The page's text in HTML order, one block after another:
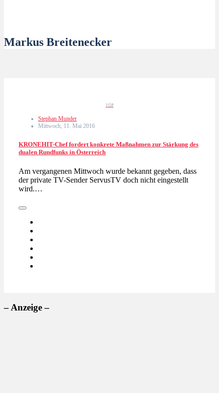
Markus Breitenecker
VÖP
Stephan Munder
Mittwoch, 11. Mai 2016
KRONEHIT-Chef fordert konkrete Maßnahmen zur Stärkung des
dualen Rundfunks in Österreich
Am vergangenen Mittwoch wurde bekannt gegeben, dass
der private TV-Sender ServusTV doch nicht eingestellt
wird.…
– Anzeige –